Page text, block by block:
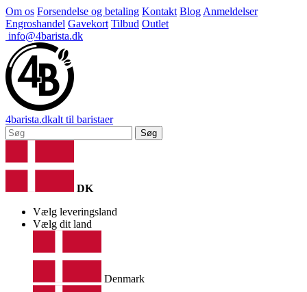
Om os Forsendelse og betaling Kontakt Blog Anmeldelser
Engroshandel Gavekort Tilbud Outlet
info@4barista.dk
4barista.dkalt til baristaer
Søg
DK
Vælg leveringsland
Vælg dit land
Denmark